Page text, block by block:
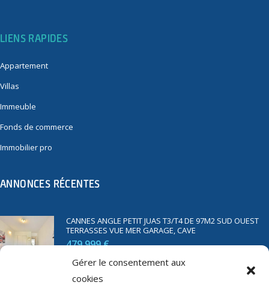
Gérer le consentement aux
cookies
LIENS RAPIDES
Appartement
Villas
Immeuble
Fonds de commerce
Immobilier pro
ANNONCES RÉCENTES
CANNES ANGLE PETIT JUAS T3/T4 DE 97M2 SUD OUEST
TERRASSES VUE MER GARAGE, CAVE
479 999 €